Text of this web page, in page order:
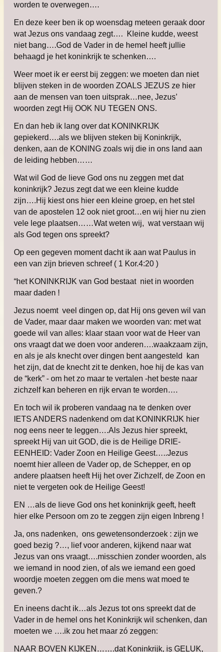
worden te overwegen….
En deze keer ben ik op woensdag meteen geraak door
wat Jezus ons vandaag zegt…. Kleine kudde, weest
niet bang….God de Vader in de hemel heeft jullie
behaagd je het koninkrijk te schenken….
Weer moet ik er eerst bij zeggen: we moeten dan niet
blijven steken in de woorden ZOALS JEZUS ze hier
aan de mensen van toen uitsprak…nee, Jezus’
woorden zegt Hij OOK NU TEGEN ONS.
En dan heb ik lang over dat KONINKRIJK
gepiekerd….als we blijven steken bij Koninkrijk,
denken, aan de KONING zoals wij die in ons land aan
de leiding hebben……
Wat wil God de lieve God ons nu zeggen met dat
koninkrijk? Jezus zegt dat we een kleine kudde
zijn….Hij kiest ons hier een kleine groep, en het stel
van de apostelen 12 ook niet groot…en wij hier nu zien
vele lege plaatsen……Wat weten wij, wat verstaan wij
als God tegen ons spreekt?
Op een gegeven moment dacht ik aan wat Paulus in
een van zijn brieven schreef ( 1 Kor.4:20 )
“het KONINKRIJK van God bestaat niet in woorden
maar daden !
Jezus noemt veel dingen op, dat Hij ons geven wil van
de Vader, maar daar maken we woorden van: met wat
goede wil van alles: klaar staan voor wat de Heer van
ons vraagt dat we doen voor anderen….waakzaam zijn,
en als je als knecht over dingen bent aangesteld kan
het zijn, dat de knecht zit te denken, hoe hij de kas van
de “kerk” - om het zo maar te vertalen -het beste naar
zichzelf kan beheren en rijk ervan te worden….
En toch wil ik proberen vandaag na te denken over
IETS ANDERS nadenkend om dat KONINKRIJK hier
nog eens neer te leggen….Als Jezus hier spreekt,
spreekt Hij van uit GOD, die is de Heilige DRIE-
EENHEID: Vader Zoon en Heilige Geest…..Jezus
noemt hier alleen de Vader op, de Schepper, en op
andere plaatsen heeft Hij het over Zichzelf, de Zoon en
niet te vergeten ook de Heilige Geest!
EN …als de lieve God ons het koninkrijk geeft, heeft
hier elke Persoon om zo te zeggen zijn eigen Inbreng !
Ja, ons nadenken, ons gewetensonderzoek : zijn we
goed bezig ?…, lief voor anderen, kijkend naar wat
Jezus van ons vraagt….misschien zonder woorden, als
we iemand in nood zien, of als we iemand een goed
woordje moeten zeggen om die mens wat moed te
geven.?
En ineens dacht ik…als Jezus tot ons spreekt dat de
Vader in de hemel ons het Koninkrijk wil schenken, dan
moeten we ….ik zou het maar zó zeggen:
NAAR BOVEN KIJKEN…….dat Koninkrijk, is GELUK,